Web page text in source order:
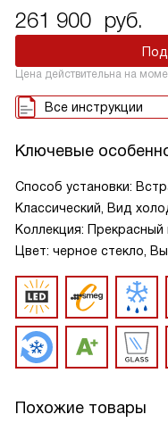
261 900 руб.
Цена действительна на
Все инструкции
Ключевые
Способ установки:
Классический, Вид
Коллекция: Прекрасный
Цвет: черное стекло,
Похожие товары